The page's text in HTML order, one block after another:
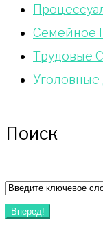
Сeмейное
Трудовые
Уголовные
Поиск
Вперед!